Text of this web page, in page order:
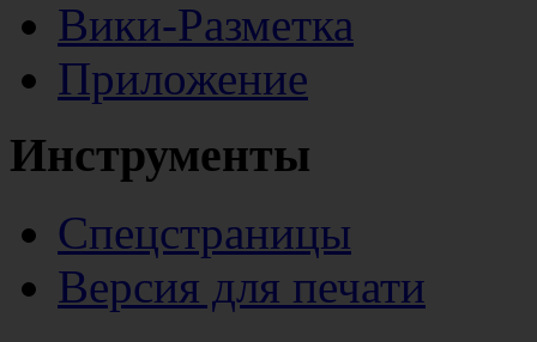
Вики-Разметка
Приложение
Инструменты
Спецстраницы
Версия для печати